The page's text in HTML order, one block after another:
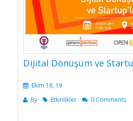
Dijital Dönüşüm ve
Ekim 18, 19
By
Etkinlikler 0 Comments